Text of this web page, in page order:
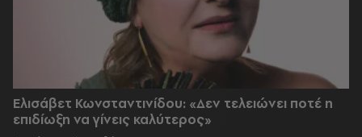
Ελισάβετ Κωνσταντινίδου: «Δεν τελειώνει ποτέ η
επιδίωξη να γίνεις καλύτερος»